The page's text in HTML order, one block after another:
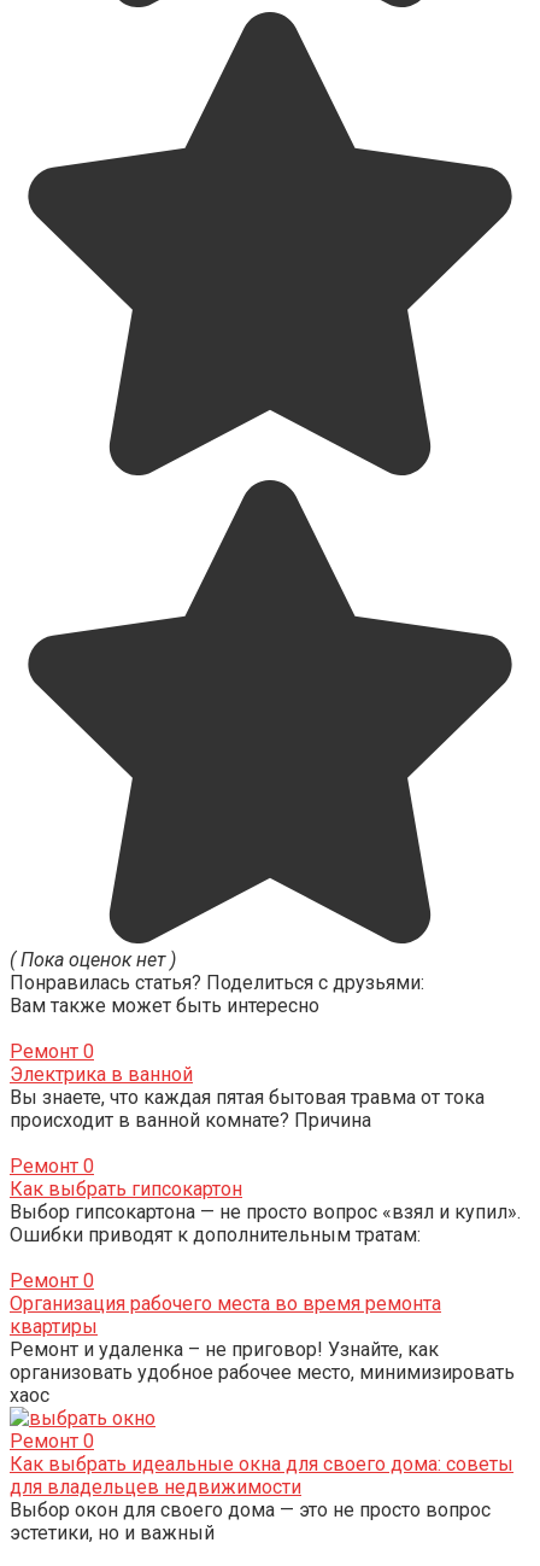
( Пока оценок нет )
Понравилась статья? Поделиться с друзьями:
Вам также может быть интересно
Ремонт 0
Электрика в ванной
Вы знаете, что каждая пятая бытовая травма от тока
происходит в ванной комнате? Причина
Ремонт 0
Как выбрать гипсокартон
Выбор гипсокартона — не просто вопрос «взял и купил».
Ошибки приводят к дополнительным тратам:
Ремонт 0
Организация рабочего места во время ремонта
квартиры
Ремонт и удаленка – не приговор! Узнайте, как
организовать удобное рабочее место, минимизировать
хаос
Ремонт 0
Как выбрать идеальные окна для своего дома: советы
для владельцев недвижимости
Выбор окон для своего дома — это не просто вопрос
эстетики, но и важный